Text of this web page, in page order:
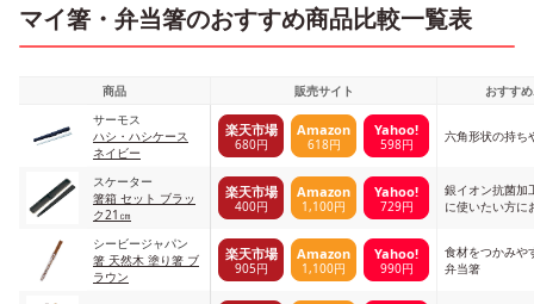
マイ箸・弁当箸のおすすめ商品比較一覧表
商品 販売サイト
おすす
サーモス
ハシ・ハシケース
ネイビー
楽天市場
680円
Amazon
618円
Yahoo!
598円 六角形状の持ち
スケーター
箸箱 セット ブラッ
ク21㎝
楽天市場
400円
Amazon
1,100円
Yahoo!
729円
銀イオン抗菌加
に使いたい方に
シービージャパン
箸 天然木 塗り箸 ブ
ラウン
楽天市場
905円
Amazon
1,100円
Yahoo!
990円
食材をつかみや
弁当箸